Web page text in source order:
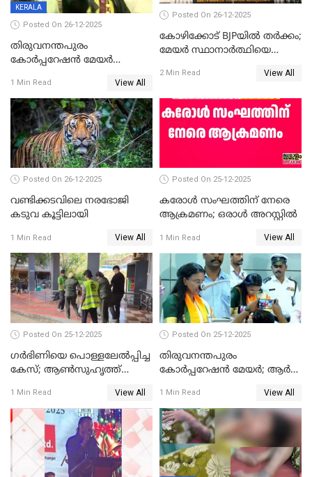
KERALA
Posted On 26-12-2025
തിരുവനന്തപുരം
കോര്‍പ്പറേഷന്‍ മേയര്‍
ഹൈക്കോടതിയിലേക്ക്;
സത്യപ്രതിജ്ഞ ചടങ്ങില്‍
ചട്ടലംഘനമെന്ന് പാർട്ടി
1 Min Read View All
Posted On 26-12-2025
കോഴിക്കോട് BJPയിൽ തർക്കം;
മേയർ സ്ഥാനാർത്ഥിയെ
2 Min Read View All
Posted On 26-12-2025
വണ്ടിക്കടവിലെ നരഭോജി
കടുവ കൂട്ടിലായി
1 Min Read View All
Posted On 25-12-2025
കരോള്‍ സംഘത്തിന് നേരെ
ആക്രമണം; ഒരാള്‍ അറസ്റ്റില്‍
1 Min Read View All
Posted On 25-12-2025
ഗര്‍ഭിണിയെ പൊള്ളലേല്‍പ്പിച്ച
കേസ്; ആണ്‍സുഹൃത്ത്
1 Min Read View All
Posted On 25-12-2025
തിരുവനന്തപുരം
കോര്‍പ്പറേഷന്‍ മേയർ; ആര്‍
1 Min Read View All